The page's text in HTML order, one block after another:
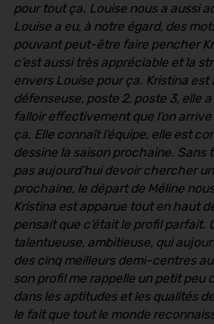
pour tout ça. Louise nous a aussi
Louise a eu, à notre égard, des
pouvant peut-être faire pencher
c’est aussi très appréciable et la
envers Louise pour ça. Kristina
défenseuse, poste 2, poste 3, elle
falloir effectivement que l’on
ça. Elle connaît l’équipe, elle est
dessine la saison prochaine. Sans
pas aujourd’hui devoir chercher
prochaine, le départ de Méline
Kristina est apparue tout en haut
pensait que c’était le profil parfait.
talentueuse, ambitieuse, qui
des cinq meilleurs demi-centres au
son profil me rappelle un petit peu
dans les aptitudes et les qualités
le fait que tout le monde